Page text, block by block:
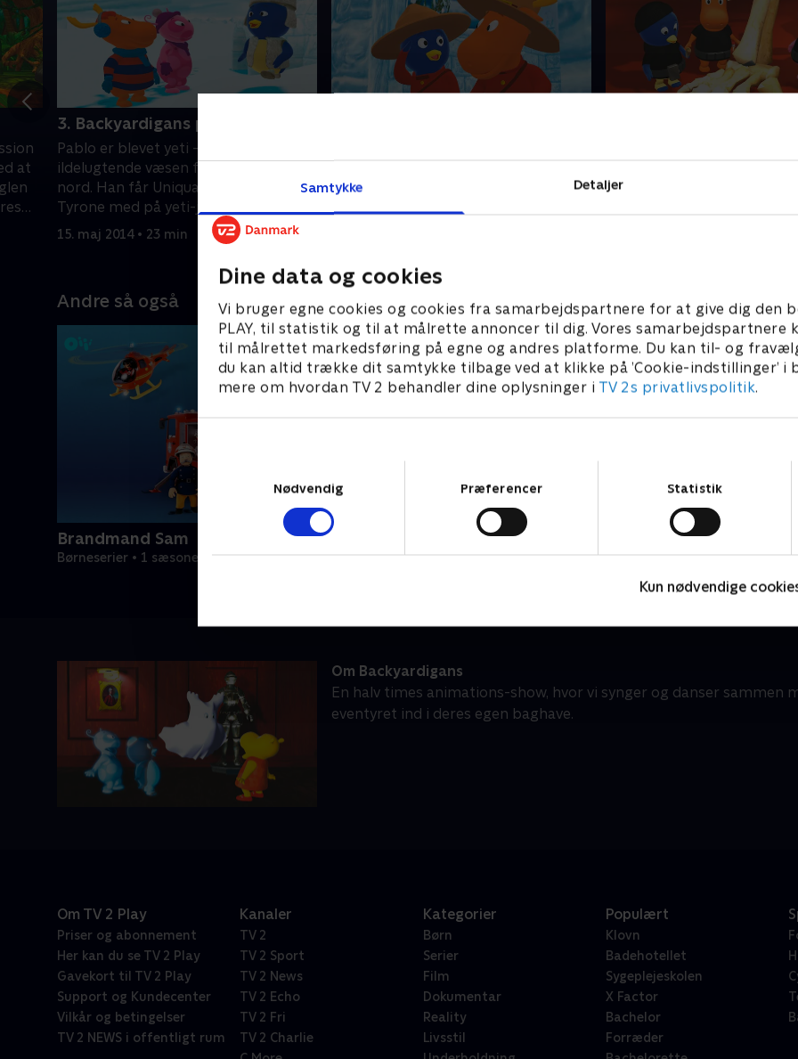
Samtykke Detaljer
Dine data og cookies
Vi bruger egne cookies og cookies fra samarbejdspartnere for at give dig den
PLAY, til statistik og til at målrette annoncer til dig. Vores samarbejdspartnere
til målrettet markedsføring på egne og andres platforme. Du kan til- og
du kan altid trække dit samtykke tilbage ved at klikke på ’Cookie-indstillinger’ i
mere om hvordan TV 2 behandler dine oplysninger i TV 2s privatlivspolitik.
Nødvendig
Præferencer Statistik
Kun nødvendige
at
3. Backyardigans på yeti-jagt
Pablo er blevet yeti - et behåret,
ildelugtende væsen fra det kolde
nord. Han får Uniqua, Tasha og
Tyrone med på yeti-jagt op nordpå til
hans iglo.
15. maj 2014 • 23 min
skipatruljeførere på udkig efter
nogen, de kan redde. Hvad sker der,
Skattemuseet. Vil det lykkes
Andre så også
Brandmand Sam
Børneserier • 1 sæsoner
Laban - Det lille spøgelse
Om Backyardigans
En halv times animations-show, hvor vi synger og danser sammen
eventyret ind i deres egen baghave.
Om TV 2 Play
Priser og abonnement
Her kan du se TV 2 Play
Gavekort til TV 2 Play
Support og Kundecenter
Vilkår og betingelser
TV 2 NEWS i offentligt rum
Kanaler
TV 2
TV 2 Sport
TV 2 News
TV 2 Echo
TV 2 Fri
TV 2 Charlie
Kategorier
Børn
Serier
Film
Dokumentar
Reality
Livsstil
Populært
Klovn
Badehotellet
Sygeplejeskolen
X Factor
Bachelor
Forræder